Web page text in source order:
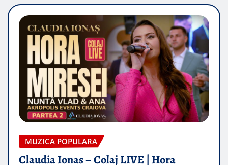
MUZICA POPULARA
Claudia Ionas – Colaj LIVE | Hora